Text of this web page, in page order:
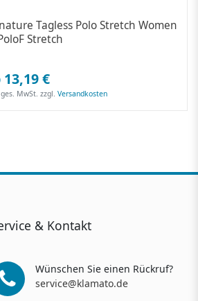
Tagless Polo Stretch Women
Stretch
€
MwSt. zzgl.Versandkosten
& Kontakt
Wünschen Sie einen Rückruf?
service@klamato.de